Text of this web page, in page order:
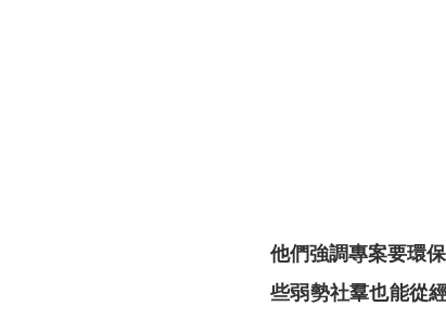
他們強調專案要環
些弱勢社羣也能從